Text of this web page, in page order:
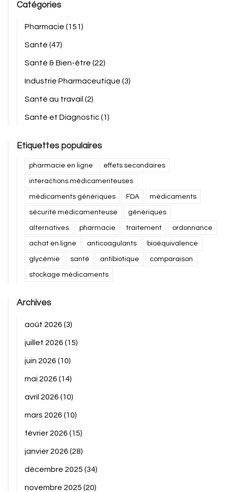
Catégories
Pharmacie (151)
Santé (47)
Santé & Bien-être (22)
Industrie Pharmaceutique (3)
Santé au travail (2)
Santé et Diagnostic(1)
Etiquettes populaires
pharmacie en ligne effets secondaires
interactions médicamenteuses
médicaments génériques FDA médicaments
sécurité médicamenteuse génériques
alternatives pharmacie traitement ordonnance
achat en ligne anticoagulants bioéquivalence
glycémie santé antibiotique comparaison
stockage médicaments
Archives
août 2026 (3)
juillet 2026 (15)
juin 2026 (10)
mai 2026 (14)
avril 2026 (10)
mars 2026 (10)
février 2026 (15)
janvier 2026 (28)
décembre 2025 (34)
novembre 2025 (20)